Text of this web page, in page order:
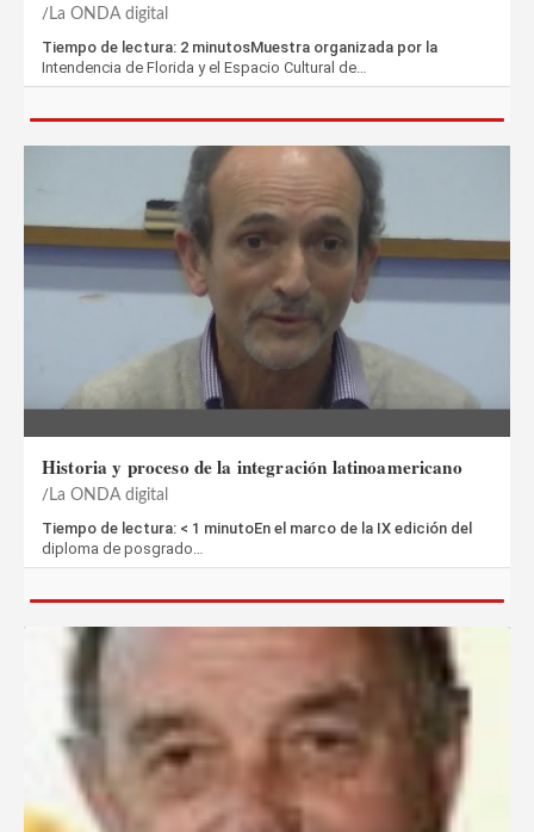
La ONDA digital
Tiempo de lectura: 2 minutosMuestra organizada por la
Intendencia de Florida y el Espacio Cultural de…
Historia y proceso de la integración latinoamericano
La ONDA digital
Tiempo de lectura: < 1 minutoEn el marco de la IX edición del
diploma de posgrado…